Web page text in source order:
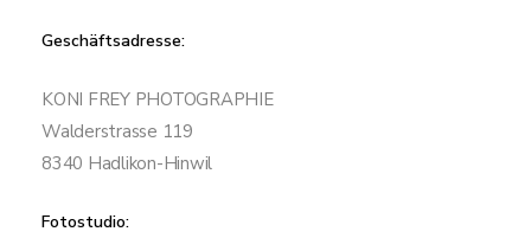
Geschäftsadresse:
KONI FREY PHOTOGRAPHIE
Walderstrasse 119
8340 Hadlikon-Hinwil
Fotostudio: